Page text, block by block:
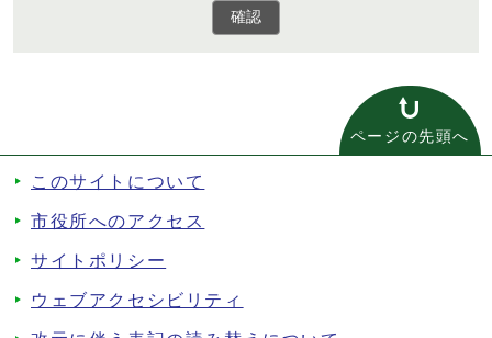
確認
ページの先頭へ
このサイトについて
市役所へのアクセス
サイトポリシー
ウェブアクセシビリティ